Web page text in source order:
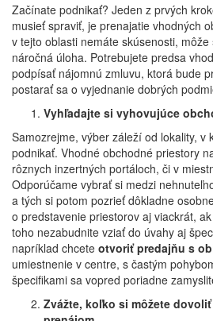
Začínate podnikať? Jeden z prvých
musieť spraviť, je prenajatie vhodných
v tejto oblasti nemáte skúsenosti, môže
náročná úloha. Potrebujete predsa
podpísať nájomnú zmluvu, ktorá bude
postarať sa o vyjednanie dobrých
Vyhľadajte si vyhovujúce
Samozrejme, výber záleží od lokality, v
podnikať. Vhodné obchodné priestory
rôznych inzertných portáloch, či v
Odporúčame vybrať si medzi
a tých si potom pozrieť dôkladne
o predstavenie priestorov aj viackrát,
toho nezabudnite vziať do úvahy aj
napríklad chcete otvoriť predajňu s
umiestnenie v centre, s častým
špecifikami sa vopred poriadne
Zvážte, koľko si môžete